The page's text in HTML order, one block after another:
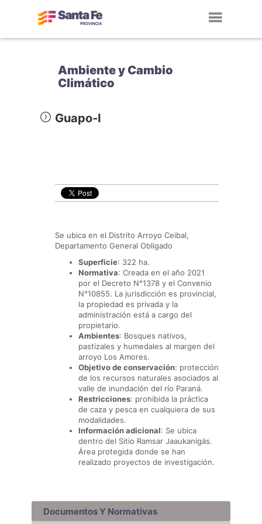
Ambiente y Cambio
Climático
Guapo-I
Se ubica en el Distrito Arroyo Ceibal,
Departamento General Obligado
Superficie: 322 ha.
Normativa: Creada en el año 2021
por el Decreto N°1378 y el Convenio
N°10855. La jurisdicción es provincial,
la propiedad es privada y la
administración está a cargo del
propietario.
Ambientes: Bosques nativos,
pastizales y humedales al margen del
arroyo Los Amores.
Objetivo de conservación: protección
de los recursos naturales asociados al
valle de inundación del río Paraná.
Restricciones: prohibida la práctica
de caza y pesca en cualquiera de sus
modalidades.
Información adicional: Se ubica
dentro del Sitio Ramsar Jaaukanigás.
Área protegida donde se han
realizado proyectos de investigación.
Documentos Y Normativas